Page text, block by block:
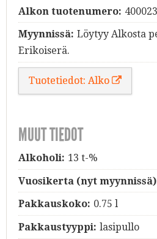
Alkon tuotenumero: 400023
Myynnissä: Löytyy Alkosta
Erikoiserä.
Tuotetiedot: Alko
MUUT TIEDOT
Alkoholi: 13 t-%
Vuosikerta (nyt
Pakkauskoko: 0.75 l
Pakkaustyyppi: lasipullo